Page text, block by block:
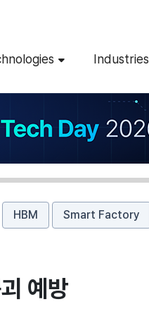
Industries
HBM Smart Factory
예방